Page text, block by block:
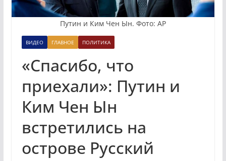
Путин и Ким Чен Ын. Фото: AP
ВИДЕО ГЛАВНОЕ ПОЛИТИКА
«Спасибо, что
приехали»: Путин и
Ким Чен Ын
встретились на
острове Русский